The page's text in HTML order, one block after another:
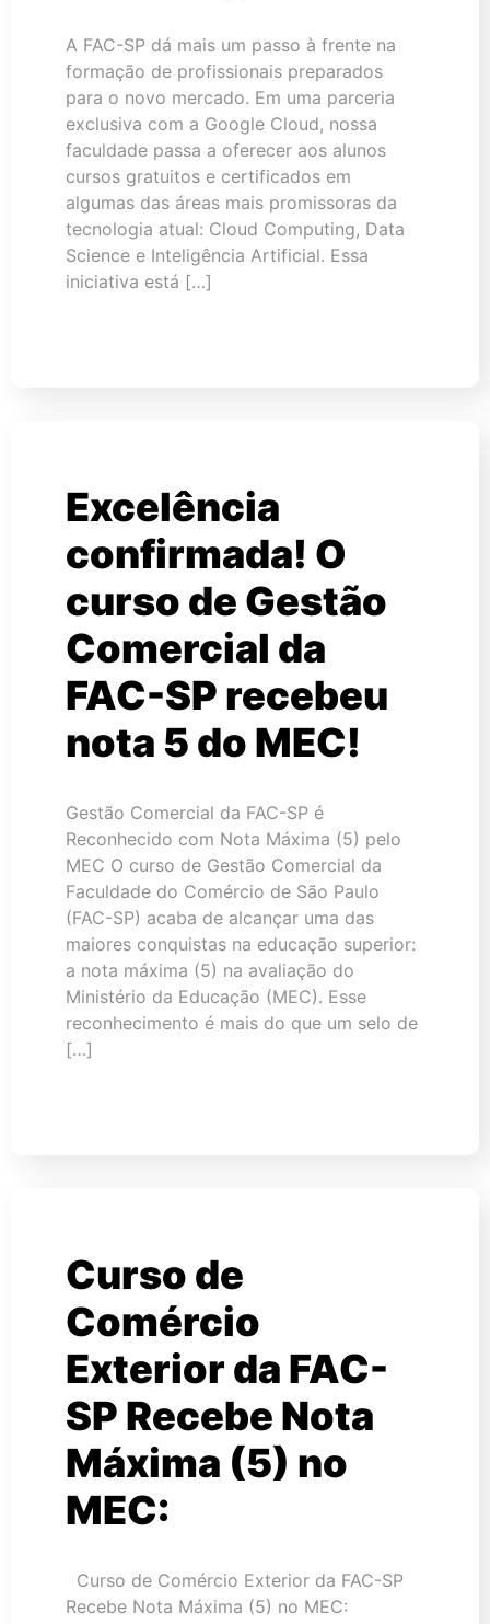
A FAC-SP dá mais um passo à frente na
formação de profissionais preparados
para o novo mercado. Em uma parceria
exclusiva com a Google Cloud, nossa
faculdade passa a oferecer aos alunos
cursos gratuitos e certificados em
algumas das áreas mais promissoras da
tecnologia atual: Cloud Computing, Data
Science e Inteligência Artificial. Essa
iniciativa está […]
Excelência
confirmada! O
curso de Gestão
Comercial da
FAC-SP recebeu
nota 5 do MEC!
Gestão Comercial da FAC-SP é
Reconhecido com Nota Máxima (5) pelo
MEC O curso de Gestão Comercial da
Faculdade do Comércio de São Paulo
(FAC-SP) acaba de alcançar uma das
maiores conquistas na educação superior:
a nota máxima (5) na avaliação do
Ministério da Educação (MEC). Esse
reconhecimento é mais do que um selo de
[…]
Curso de
Comércio
Exterior da FAC-
SP Recebe Nota
Máxima (5) no
MEC:
Curso de Comércio Exterior da FAC-SP
Recebe Nota Máxima (5) no MEC: